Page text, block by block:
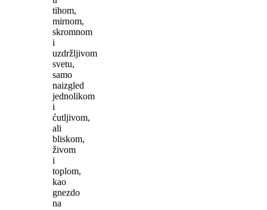
tihom,
mirnom,
skromnom
i
uzdržljivom
svetu,
samo
naizgled
jednolikom
i
ćutljivom,
ali
bliskom,
živom
i
toplom,
kao
gnezdo
na